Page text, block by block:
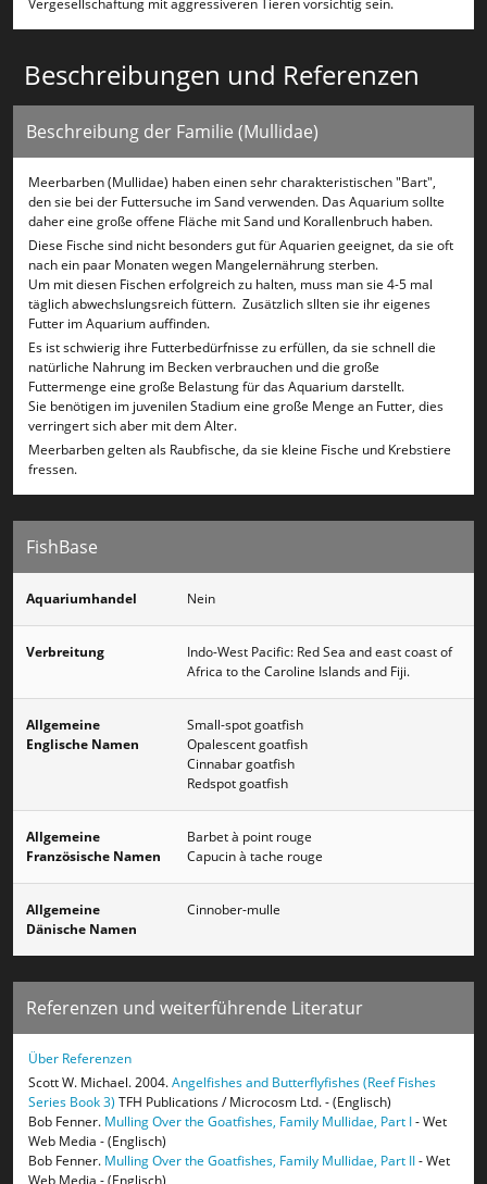
Vergesellschaftung mit aggressiveren Tieren vorsichtig sein.
Beschreibungen und Referenzen
Beschreibung der Familie (Mullidae)
Meerbarben (Mullidae) haben einen sehr charakteristischen "Bart",
den sie bei der Futtersuche im Sand verwenden. Das Aquarium sollte
daher eine große offene Fläche mit Sand und Korallenbruch haben.
Diese Fische sind nicht besonders gut für Aquarien geeignet, da sie oft
nach ein paar Monaten wegen Mangelernährung sterben.
Um mit diesen Fischen erfolgreich zu halten, muss man sie 4-5 mal
täglich abwechslungsreich füttern. Zusätzlich sllten sie ihr eigenes
Futter im Aquarium auffinden.
Es ist schwierig ihre Futterbedürfnisse zu erfüllen, da sie schnell die
natürliche Nahrung im Becken verbrauchen und die große
Futtermenge eine große Belastung für das Aquarium darstellt.
Sie benötigen im juvenilen Stadium eine große Menge an Futter, dies
verringert sich aber mit dem Alter.
Meerbarben gelten als Raubfische, da sie kleine Fische und Krebstiere
fressen.
FishBase
Aquariumhandel Nein
Verbreitung
Indo-West Pacific: Red Sea and east coast of
Africa to the Caroline Islands and Fiji.
Allgemeine
Englische Namen
Small-spot goatfish
Opalescent goatfish
Cinnabar goatfish
Redspot goatfish
Allgemeine
Französische Namen
Barbet à point rouge
Capucin à tache rouge
Allgemeine
Dänische Namen
Cinnober-mulle
Referenzen und weiterführende Literatur
Über Referenzen
Scott W. Michael. 2004.Angelfishes and Butterflyfishes (Reef Fishes
Series Book 3) TFH Publications / Microcosm Ltd. - (Englisch)
Bob Fenner. Mulling Over the Goatfishes, Family Mullidae, Part I- Wet
Web Media - (Englisch)
Bob Fenner. Mulling Over the Goatfishes, Family Mullidae, Part II- Wet
Web Media - (Englisch)